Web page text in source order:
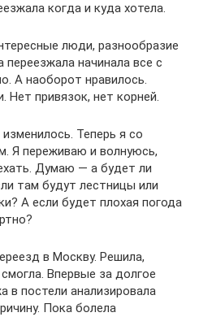
когда и куда хотела.
люди, разнообразие
переезжала начинала все с
А наоборот нравилось.
Нет привязок, нет корней.
Теперь я со
Я переживаю и волнуюсь,
Думаю — а будет ли
там будут лестницы или
А если будет плохая погода
в Москву. Решила,
Впервые за долгое
в постели анализировала
Пока болела